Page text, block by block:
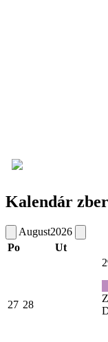
Kalendár
August2026
Po
Ut
27 28